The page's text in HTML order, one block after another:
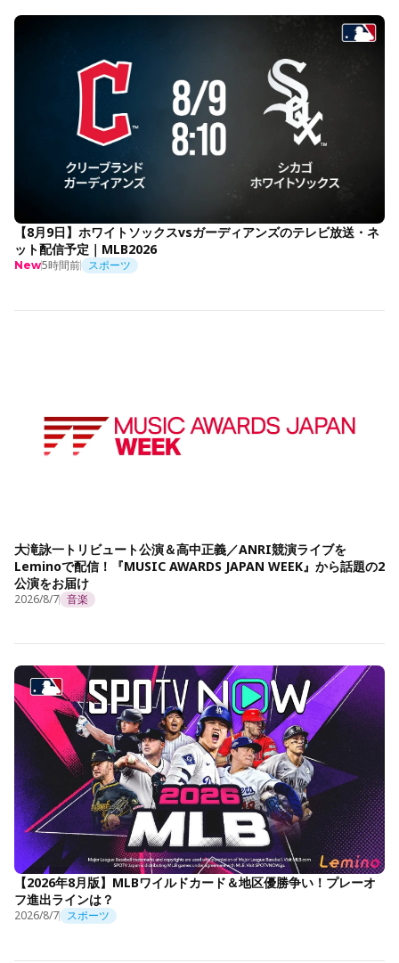
【8月9日】ホワイトソックスvsガーディアンズのテレビ放送・ネ
ット配信予定｜MLB2026
New5時間前 スポーツ
大滝詠一トリビュート公演＆高中正義／ANRI競演ライブを
Leminoで配信！『MUSIC AWARDS JAPAN WEEK』から話題の2
公演をお届け
2026/8/7 音楽
【2026年8月版】MLBワイルドカード＆地区優勝争い！プレーオ
フ進出ラインは？
2026/8/7 スポーツ